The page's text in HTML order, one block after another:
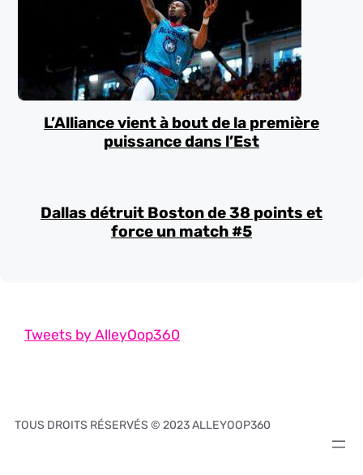
L’Alliance vient à bout de la première
puissance dans l’Est
Dallas détruit Boston de 38 points et
force un match #5
Tweets by AlleyOop360
TOUS DROITS RÉSERVÉS © 2023 ALLEYOOP360